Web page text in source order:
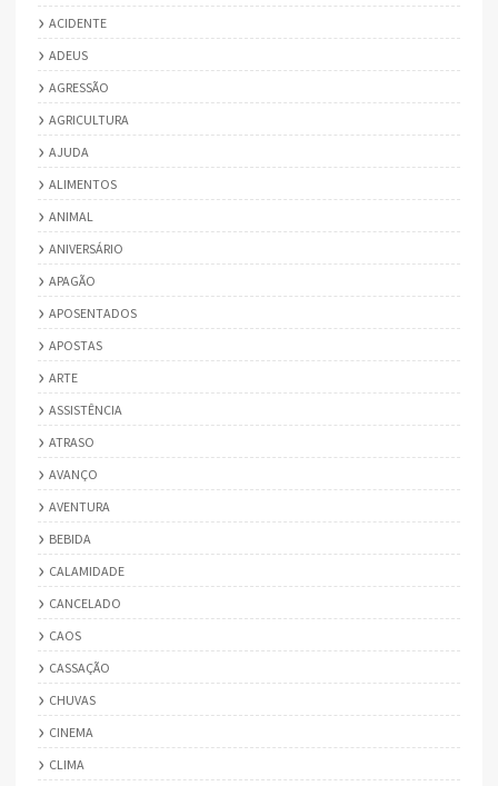
ACIDENTE
ADEUS
AGRESSÃO
AGRICULTURA
AJUDA
ALIMENTOS
ANIMAL
ANIVERSÁRIO
APAGÃO
APOSENTADOS
APOSTAS
ARTE
ASSISTÊNCIA
ATRASO
AVANÇO
AVENTURA
BEBIDA
CALAMIDADE
CANCELADO
CAOS
CASSAÇÃO
CHUVAS
CINEMA
CLIMA